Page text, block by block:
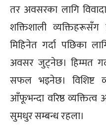
तर अवसरका लागि
शक्तिशाली व्यक्तिहरूसँग
मिहिनेत गर्दा पछिका
अवसर जुट्नेछ। हिम्मत गर्दा
सफल भइनेछ। विशिष्ट
आँफूभन्दा वरिष्ठ
सुमधुर सम्बन्ध रहला।